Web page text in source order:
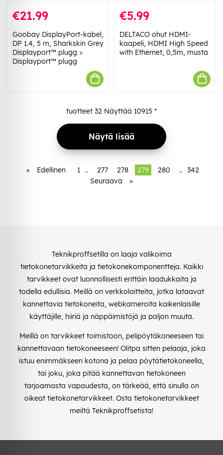
€21.99
Goobay DisplayPort-kabel,
DP 1.4, 5 m, Sharkskin Grey
Displayport™ plugg >
Displayport™ plugg
€5.99
DELTACO ohut HDMI-
kaapeli, HDMI High Speed
with Ethernet, 0,5m, musta
tuotteet 32 Näyttää 10915 *
Näytä lisää
« Edellinen 1 .. 277 278 279 280 .. 342
Seuraava
»
Teknikproffsetilla on laaja valikoima
tietokonetarvikkeita ja tietokonekomponentteja. Kaikki
tarvikkeet ovat luonnollisesti erittäin laadukkaita ja
todella edullisia. Meillä on verkkolaitteita, jotka lataavat
kannettavia tietokoneita, webkameroita kaikenlaisille
käyttäjille, hiiriä ja näppäimistöjä ja paljon muuta.
Meillä on tarvikkeet toimistoon, pelipöytäkoneeseen tai
kannettavaan tietokoneeseen! Olitpa sitten pelaaja, joka
istuu enimmäkseen kotona ja pelaa pöytätietokoneella,
tai joku, joka pitää kannettavan tietokoneen
tarjoamasta vapaudesta, on tärkeää, että sinulla on
oikeat tietokonetarvikkeet. Osta tietokonetarvikkeet
meiltä Teknikproffsetista!